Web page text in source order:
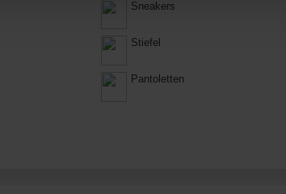
Sneakers
Stiefel
Pantoletten